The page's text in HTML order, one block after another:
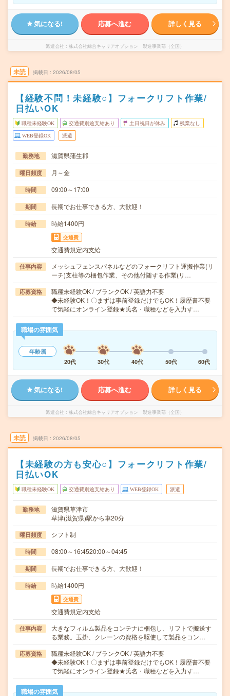
気になる! 応募へ進む 詳しく見る
派遣会社 株式会社綜合キャリアオプション 製造事業部（全国）
未読 掲載日 2026/08/05
【経験不問！未経験○】フォークリフト作業/
日払いOK
職種未経験OK 交通費別途支給あり 土日祝日が休み 残業なし
WEB登録OK 派遣
勤務地 滋賀県蒲生郡
曜日頻度 月～金
時間 09:00～17:00
期間 長期でお仕事できる方、大歓迎！
時給 時給1400円
交通費
交通費規定内支給
仕事内容
メッシュフェンスパネルなどのフォークリフト運搬作業(リ
ーチ)支柱等の梱包作業、その他付随する作業(リ…
応募資格
職種未経験OK / ブランクOK / 英語力不要
◆未経験OK！〇まずは事前登録だけでもOK！履歴書不要
で気軽にオンライン登録★氏名・職種などを入力す…
職場の雰囲気
年齢層
20代
30代 40代 50代 60代
気になる! 応募へ進む 詳しく見る
派遣会社 株式会社綜合キャリアオプション 製造事業部（全国）
未読 掲載日 2026/08/05
【未経験の方も安心○】フォークリフト作業/
日払いOK
職種未経験OK 交通費別途支給あり WEB登録OK 派遣
勤務地
滋賀県草津市
草津(滋賀県)駅から車20分
曜日頻度 シフト制
時間 08:00～16:4520:00～04:45
期間 長期でお仕事できる方、大歓迎！
時給 時給1400円
交通費
交通費規定内支給
仕事内容
大きなフィルム製品をコンテナに梱包し、リフトで搬送す
る業務。玉掛、クレーンの資格を駆使して製品をコン…
応募資格
職種未経験OK / ブランクOK / 英語力不要
◆未経験OK！〇まずは事前登録だけでもOK！履歴書不要
で気軽にオンライン登録★氏名・職種などを入力す…
職場の雰囲気